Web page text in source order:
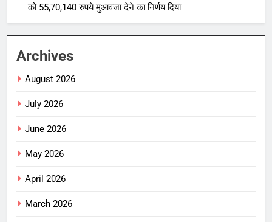
को 55,70,140 रुपये मुआवजा देने का निर्णय दिया
Archives
August 2026
July 2026
June 2026
May 2026
April 2026
March 2026